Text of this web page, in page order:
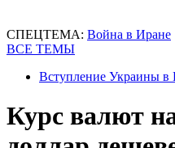
СПЕЦТЕМА: Война в Иране
ВСЕ ТЕМЫ
Вступление Украины в
Курс валют